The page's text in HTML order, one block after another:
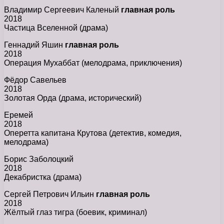
Владимир Сергеевич Каленый главная роль
2018
Частица Вселенной (драма)
Геннадий Яшин главная роль
2018
Операция Мухаббат (мелодрама, приключения)
Фёдор Савельев
2018
Золотая Орда (драма, исторический)
Еремей
2018
Оперетта капитана Крутова (детектив, комедия,
мелодрама)
Борис Заболоцкий
2018
Декабристка (драма)
Сергей Петрович Ильин главная роль
2018
Жёлтый глаз тигра (боевик, криминал)